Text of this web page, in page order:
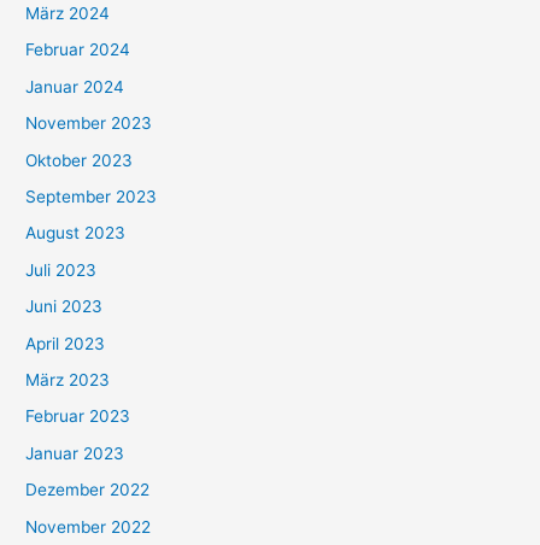
März 2024
Februar 2024
Januar 2024
November 2023
Oktober 2023
September 2023
August 2023
Juli 2023
Juni 2023
April 2023
März 2023
Februar 2023
Januar 2023
Dezember 2022
November 2022